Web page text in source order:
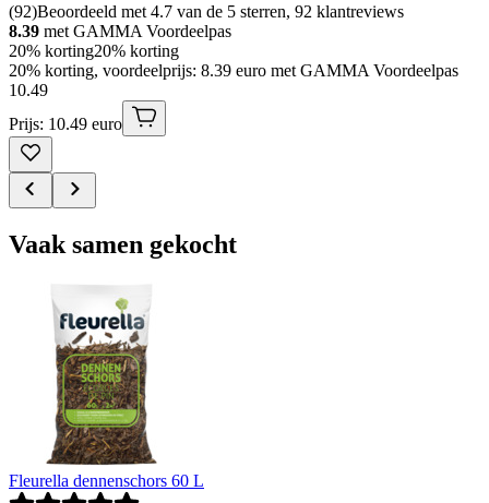
(92)Beoordeeld met 4.7 van de 5 sterren, 92 klantreviews
8.39 met GAMMA Voordeelpas
20% korting20% korting
20% korting, voordeelprijs: 8.39 euro met GAMMA Voordeelpas
10.49
Prijs: 10.49 euro
Vaak samen gekocht
Fleurella dennenschors 60 L